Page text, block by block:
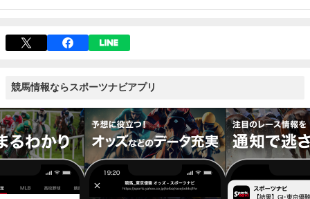
競馬情報ならスポーツナビアプリ